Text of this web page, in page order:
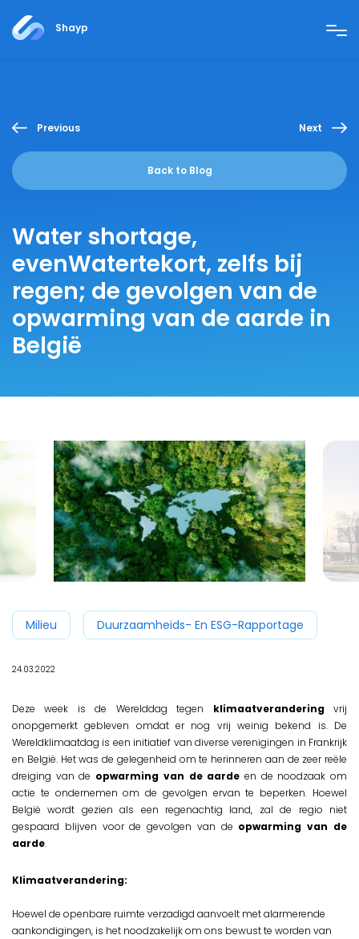
Shayp
Previous
Back to Blog
Next
Water shortage,
evenWatertekort, zelfs bij
regen; de gevolgen van de
opwarming van de aarde in
België
Milieu Duurzaamheids- En ESG-Rapportage
24.03.2022
Deze week is de Werelddag tegen klimaatveranderingvrij
onopgemerkt gebleven omdat er nog vrij weinig bekend is. De
Wereldklimaatdag is een initiatief van diverse verenigingen in Frankrijk
en België. Het was de gelegenheid om te herinneren aan de zeer reële
dreiging van de opwarming van de aarde en de noodzaak om
actie te ondernemen om de gevolgen ervan te beperken. Hoewel
België wordt gezien als een regenachtig land, zal de regio niet
gespaard blijven voor de gevolgen van de opwarming van de
aarde.
Klimaatverandering:
Hoewel de openbare ruimte verzadigd aanvoelt met alarmerende
aankondigingen, is het noodzakelijk om ons bewust te worden van